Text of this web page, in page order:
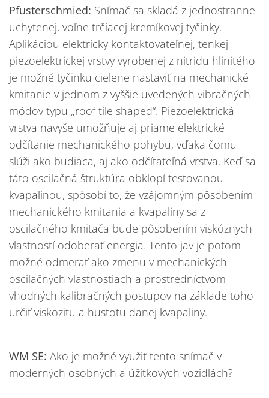
Pfusterschmied: Snímač sa skladá z jednostranne
uchytenej, voľne trčiacej kremíkovej tyčinky.
Aplikáciou elektricky kontaktovateľnej, tenkej
piezoelektrickej vrstvy vyrobenej z nitridu hlinitého
je možné tyčinku cielene nastaviť na mechanické
kmitanie v jednom z vyššie uvedených vibračných
módov typu „roof tile shaped“. Piezoelektrická
vrstva navyše umožňuje aj priame elektrické
odčítanie mechanického pohybu, vďaka čomu
slúži ako budiaca, aj ako odčítateľná vrstva. Keď sa
táto oscilačná štruktúra obklopí testovanou
kvapalinou, spôsobí to, že vzájomným pôsobením
mechanického kmitania a kvapaliny sa z
oscilačného kmitača bude pôsobením viskóznych
vlastností odoberať energia. Tento jav je potom
možné odmerať ako zmenu v mechanických
oscilačných vlastnostiach a prostredníctvom
vhodných kalibračných postupov na základe toho
určiť viskozitu a hustotu danej kvapaliny.
WM SE: Ako je možné využiť tento snímač v
moderných osobných a úžitkových vozidlách?